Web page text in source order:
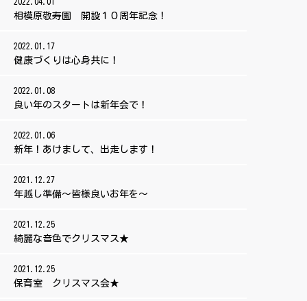
2022.04.01
相模原敬寿園 開設１０周年記念！
2022.01.17
健康づくりは心身共に！
2022.01.08
良い年のスタートは新年会で！
2022.01.06
新年！あけまして、出走します！
2021.12.27
年越し準備～皆様良いお年を～
2021.12.25
綺麗な音色でクリスマス★
2021.12.25
保育室 クリスマス会★